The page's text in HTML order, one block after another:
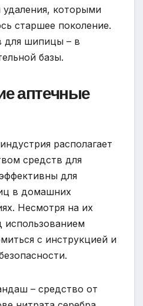
которыми
старшее поколение.
для шипицы – в
базы.
аптечные
располагает
средств для
для
в домашних
Несмотря на их
использованием
с инструкцией и
– средство от